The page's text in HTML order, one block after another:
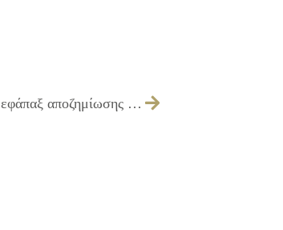
043/2015 – Έγκριση πίστωσης ποσού για καταβολή εφάπαξ αποζημίωσης λόγω συνταξιοδότησης τέως υπαλλήλου του Δήμου Ιλίου